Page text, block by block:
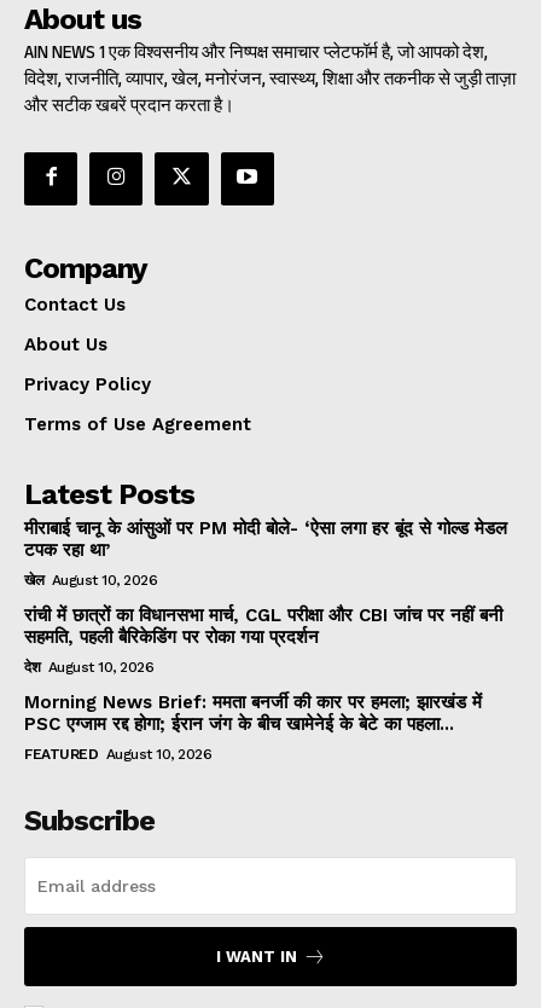
About us
AIN NEWS 1 एक विश्वसनीय और निष्पक्ष समाचार प्लेटफॉर्म है, जो आपको देश,
विदेश, राजनीति, व्यापार, खेल, मनोरंजन, स्वास्थ्य, शिक्षा और तकनीक से जुड़ी ताज़ा
और सटीक खबरें प्रदान करता है।
Company
Contact Us
About Us
Privacy Policy
Terms of Use Agreement
Latest Posts
मीराबाई चानू के आंसुओं पर PM मोदी बोले- ‘ऐसा लगा हर बूंद से गोल्ड मेडल
टपक रहा था’
खेल August 10, 2026
रांची में छात्रों का विधानसभा मार्च, CGL परीक्षा और CBI जांच पर नहीं बनी
सहमति, पहली बैरिकेडिंग पर रोका गया प्रदर्शन
देश August 10, 2026
Morning News Brief: ममता बनर्जी की कार पर हमला; झारखंड में
PSC एग्जाम रद्द होगा; ईरान जंग के बीच खामेनेई के बेटे का पहला...
FEATURED August 10, 2026
Subscribe
I WANT IN